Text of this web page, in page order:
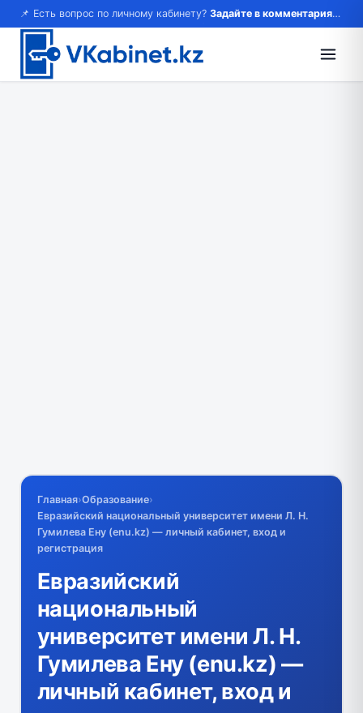
📌 Есть вопрос по личному кабинету? Задайте в комментариях — ответим!
Главная›Образование›
Евразийский национальный университет имени Л. Н.
Гумилева Ену (enu.kz) — личный кабинет, вход и
регистрация
Евразийский
национальный
университет имени Л. Н.
Гумилева Ену (enu.kz) —
личный кабинет, вход и